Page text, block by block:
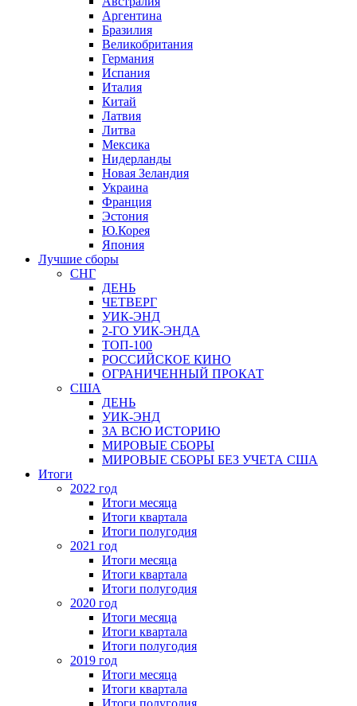
Аргентина
Бразилия
Великобритания
Германия
Испания
Италия
Китай
Латвия
Литва
Мексика
Нидерланды
Новая Зеландия
Украина
Франция
Эстония
Ю.Корея
Япония
Лучшие сборы
СНГ
ДЕНЬ
ЧЕТВЕРГ
УИК-ЭНД
2-ГО УИК-ЭНДА
ТОП-100
РОССИЙСКОЕ КИНО
ОГРАНИЧЕННЫЙ ПРОКАТ
США
ДЕНЬ
УИК-ЭНД
ЗА ВСЮ ИСТОРИЮ
МИРОВЫЕ СБОРЫ
МИРОВЫЕ СБОРЫ БЕЗ УЧЕТА США
Итоги
2022 год
Итоги месяца
Итоги квартала
Итоги полугодия
2021 год
Итоги месяца
Итоги квартала
Итоги полугодия
2020 год
Итоги месяца
Итоги квартала
Итоги полугодия
2019 год
Итоги месяца
Итоги квартала
Итоги полугодия